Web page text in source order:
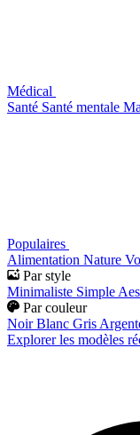
Médical
Santé Santé mentale
Populaires
Alimentation Nature
Par style
Minimaliste Simple
Par couleur
Noir Blanc Gris
Explorer les modèles